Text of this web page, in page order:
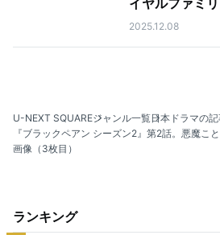
イヤルファミ
2025.12.08
U-NEXT SQUAREジャンル一覧日本ドラマの
画像（3枚目）
ランキング